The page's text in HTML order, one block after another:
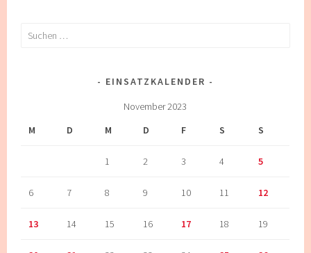
Suchen
EINSATZKALENDER
November 2023
M
D M D F S S
1 2 3 4 5
6 7 8 9 10 11 12
13 14 15 16 17 18 19